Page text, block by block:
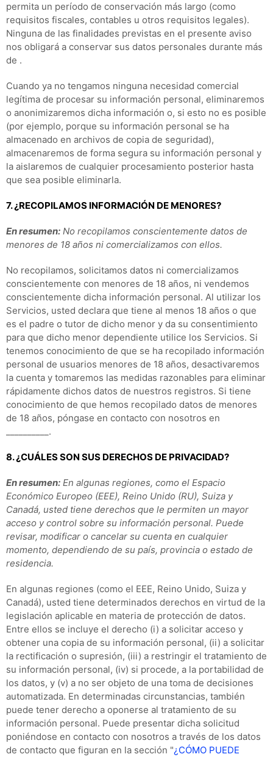
permita un período de conservación más largo (como
requisitos fiscales, contables u otros requisitos legales).
Ninguna de las finalidades previstas en el presente aviso
nos obligará a conservar sus datos personales durante más
de .
Cuando ya no tengamos ninguna necesidad comercial
legítima de procesar su información personal, eliminaremos
o anonimizaremos dicha información o, si esto no es posible
(por ejemplo, porque su información personal se ha
almacenado en archivos de copia de seguridad),
almacenaremos de forma segura su información personal y
la aislaremos de cualquier procesamiento posterior hasta
que sea posible eliminarla.
7. ¿RECOPILAMOS INFORMACIÓN DE MENORES?
En resumen: No recopilamos conscientemente datos de
menores de 18 años ni comercializamos con ellos.
No recopilamos, solicitamos datos ni comercializamos
conscientemente con menores de 18 años, ni vendemos
conscientemente dicha información personal. Al utilizar los
Servicios, usted declara que tiene al menos 18 años o que
es el padre o tutor de dicho menor y da su consentimiento
para que dicho menor dependiente utilice los Servicios. Si
tenemos conocimiento de que se ha recopilado información
personal de usuarios menores de 18 años, desactivaremos
la cuenta y tomaremos las medidas razonables para eliminar
rápidamente dichos datos de nuestros registros. Si tiene
conocimiento de que hemos recopilado datos de menores
de 18 años, póngase en contacto con nosotros en
__________.
8. ¿CUÁLES SON SUS DERECHOS DE PRIVACIDAD?
En resumen: En algunas regiones, como el Espacio
Económico Europeo (EEE), Reino Unido (RU), Suiza y
Canadá, usted tiene derechos que le permiten un mayor
acceso y control sobre su información personal. Puede
revisar, modificar o cancelar su cuenta en cualquier
momento, dependiendo de su país, provincia o estado de
residencia.
En algunas regiones (como el EEE, Reino Unido, Suiza y
Canadá), usted tiene determinados derechos en virtud de la
legislación aplicable en materia de protección de datos.
Entre ellos se incluye el derecho (i) a solicitar acceso y
obtener una copia de su información personal, (ii) a solicitar
la rectificación o supresión, (iii) a restringir el tratamiento de
su información personal, (iv) si procede, a la portabilidad de
los datos, y (v) a no ser objeto de una toma de decisiones
automatizada. En determinadas circunstancias, también
puede tener derecho a oponerse al tratamiento de su
información personal. Puede presentar dicha solicitud
poniéndose en contacto con nosotros a través de los datos
de contacto que figuran en la sección "¿CÓMO PUEDE